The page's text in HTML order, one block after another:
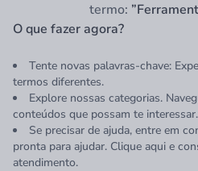
termo:
O que fazer agora?
Tente novas palavras-chave:
termos diferentes.
Explore nossas categorias.
conteúdos que possam te interessar.
Se precisar de ajuda, entre em
pronta para ajudar. Clique aqui e
atendimento.